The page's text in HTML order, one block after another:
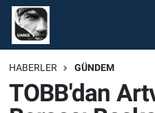
HABERLER GÜNDEM
TOBB'dan
Gündem
Ekonomi
Nöbetçi Eczaneler
Hava Durumu